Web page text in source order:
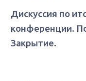
Дискуссия по
конференции.
Закрытие.